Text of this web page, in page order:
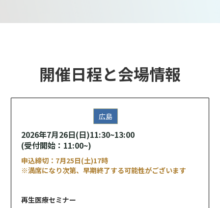
開催日程と会場情報
広島
2026年7月26日(日)11:30~13:00
(受付開始：11:00~)
申込締切：7月25日(土)17時
※満席になり次第、早期終了する可能性がございます
再生医療セミナー